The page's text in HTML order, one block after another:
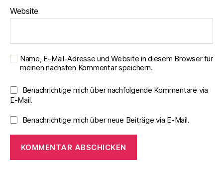
Website
Name, E-Mail-Adresse und Website in diesem Browser für
meinen nächsten Kommentar speichern.
Benachrichtige mich über nachfolgende Kommentare via
E-Mail.
Benachrichtige mich über neue Beiträge via E-Mail.